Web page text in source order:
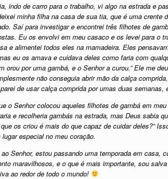
indo de carro para o trabalho, vi algo na estrada e
minha filha na casa de sua tia, que é uma crente
Saí para investigar e encontrei três filhotes de
Eu os envolvi em meu casaco e os levei para o
e alimentei todos eles na mamadeira. Eles
eu os amava e cuidava deles como faria com
orou por uma gambá, e o Senhor a curou.” Ele me
não conseguia abrir mão da calça
de usar calça comprida por umas duas
o Senhor colocou aqueles filhotes de gambá em
e recolheria gambás na estrada, mas Deus sabia
os criou é mais do que capaz de cuidar deles?”
especial no meu coração.
Senhor, estou passando uma temporada em casa,
maravilhosos, e o que é mais importante, sou
ao redor de todo o mundo!